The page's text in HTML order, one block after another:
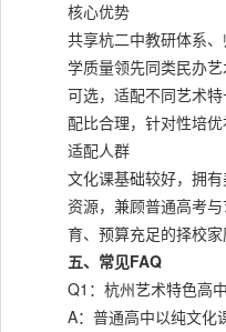
核心优势
共享杭二中教研体系
学质量领先同类民办
可选，适配不同艺术
配比合理，针对性培优
适配人群
文化课基础较好，拥
资源，兼顾普通高考
育、预算充足的择校家
五、常见FAQ
Q1：杭州艺术特色高
A：普通高中以纯文化